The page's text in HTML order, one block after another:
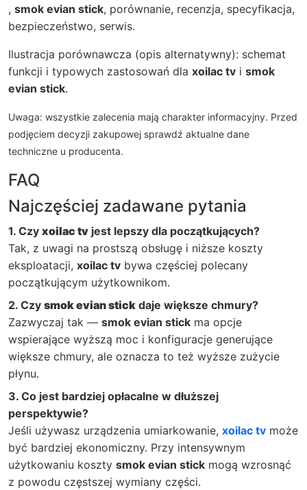
, smok evian stick, porównanie, recenzja, specyfikacja,
bezpieczeństwo, serwis.
Ilustracja porównawcza (opis alternatywny): schemat
funkcji i typowych zastosowań dla xoilac tv i smok
evian stick.
Uwaga: wszystkie zalecenia mają charakter informacyjny. Przed
podjęciem decyzji zakupowej sprawdź aktualne dane
techniczne u producenta.
FAQ
Najczęściej zadawane pytania
1. Czy xoilac tv jest lepszy dla początkujących?
Tak, z uwagi na prostszą obsługę i niższe koszty
eksploatacji, xoilac tv bywa częściej polecany
początkującym użytkownikom.
2. Czy smok evian stick daje większe chmury?
Zazwyczaj tak — smok evian stick ma opcje
wspierające wyższą moc i konfiguracje generujące
większe chmury, ale oznacza to też wyższe zużycie
płynu.
3. Co jest bardziej opłacalne w dłuższej
perspektywie?
Jeśli używasz urządzenia umiarkowanie, xoilac tv może
być bardziej ekonomiczny. Przy intensywnym
użytkowaniu koszty smok evian stick mogą wzrosnąć
z powodu częstszej wymiany części.